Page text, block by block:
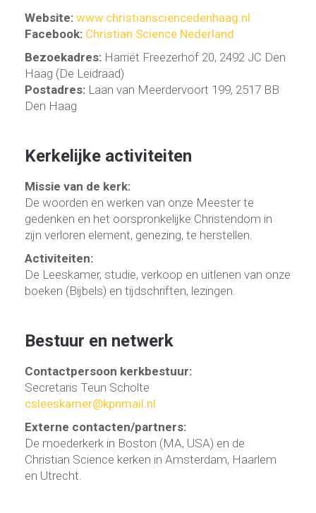
Website: www.christiansciencedenhaag.nl
Facebook: Christian Science Nederland
Bezoekadres: Harriët Freezerhof 20, 2492 JC Den
Haag (De Leidraad)
Postadres: Laan van Meerdervoort 199, 2517 BB
Den Haag
Kerkelijke activiteiten
Missie van de kerk:
De woorden en werken van onze Meester te
gedenken en het oorspronkelijke Christendom in
zijn verloren element, genezing, te herstellen.
Activiteiten:
De Leeskamer, studie, verkoop en uitlenen van onze
boeken (Bijbels) en tijdschriften, lezingen.
Bestuur en netwerk
Contactpersoon kerkbestuur:
Secretaris Teun Scholte
csleeskamer@kpnmail.nl
Externe contacten/partners:
De moederkerk in Boston (MA, USA) en de
Christian Science kerken in Amsterdam, Haarlem
en Utrecht.